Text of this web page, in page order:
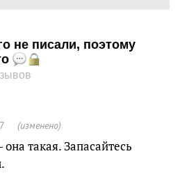
не писали, поэтому
(изменено)
такая. Запасайтесь